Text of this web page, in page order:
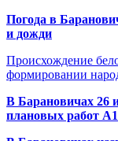
Погода в
и дожди
Происхождение
формировании
В Барановичах 26
плановых работ A1